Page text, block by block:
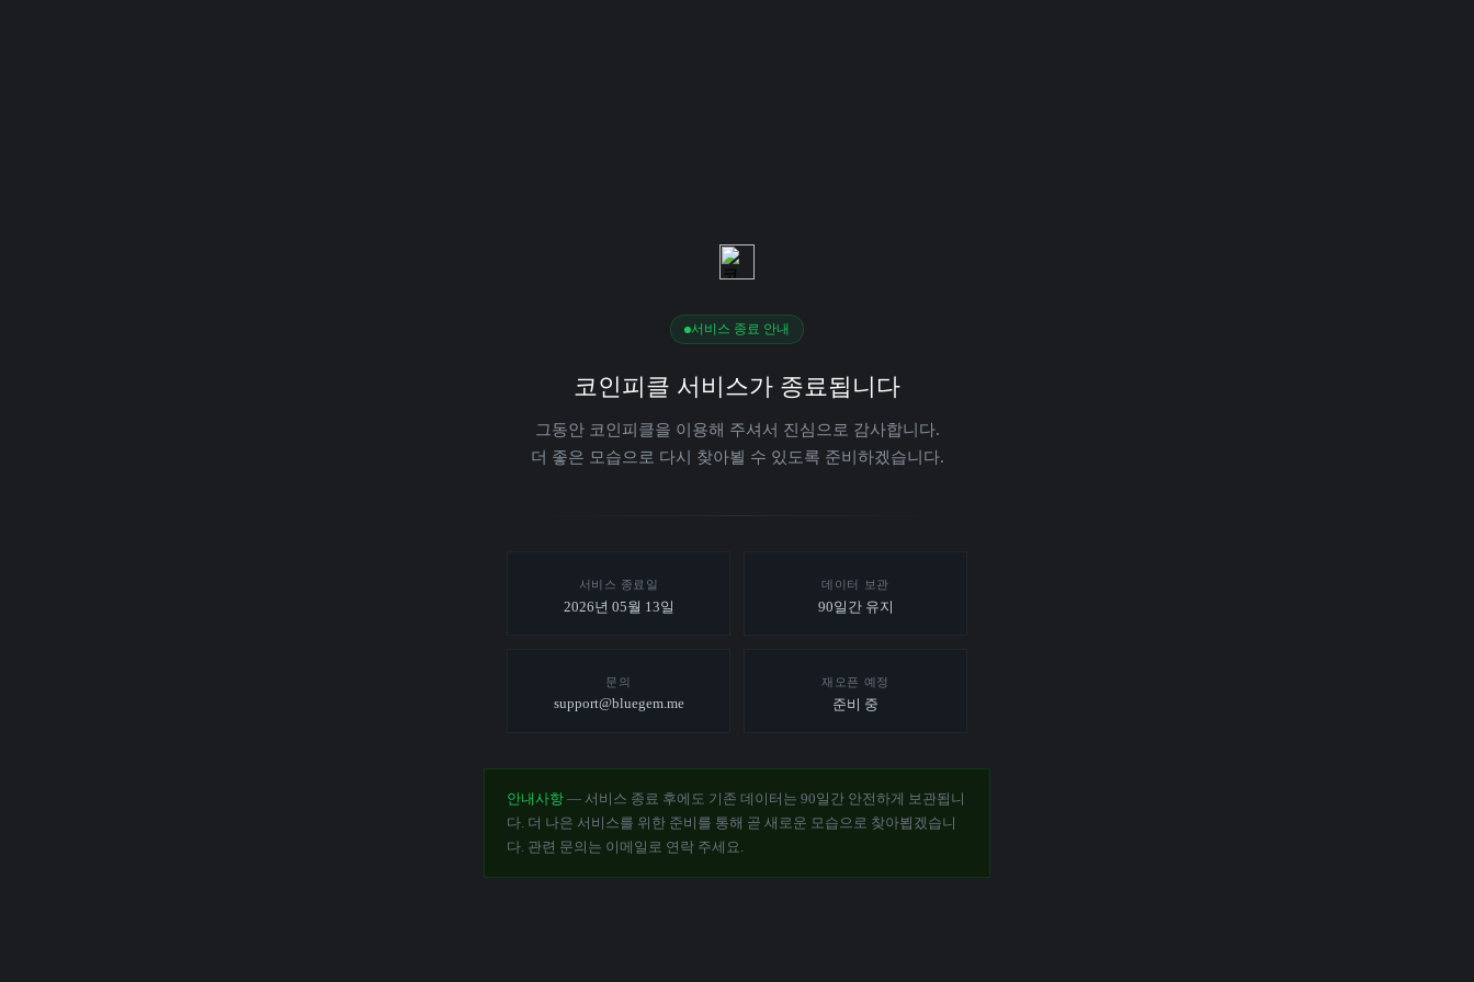
서비스 종료 안내
코인피클 서비스가 종료됩니다
그동안 코인피클을 이용해 주셔서 진심으로 감사합니다.
더 좋은 모습으로 다시 찾아뵐 수 있도록 준비하겠습니다.
서비스 종료일
2026년 05월 13일
데이터 보관
90일간 유지
문의
support@bluegem.me
재오픈 예정
준비 중
안내사항 — 서비스 종료 후에도 기존 데이터는 90일간 안전하게 보관됩니
다. 더 나은 서비스를 위한 준비를 통해 곧 새로운 모습으로 찾아뵙겠습니
다. 관련 문의는 이메일로 연락 주세요.